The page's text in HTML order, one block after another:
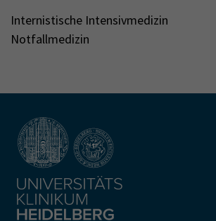
Internistische Intensivmedizin
Notfallmedizin